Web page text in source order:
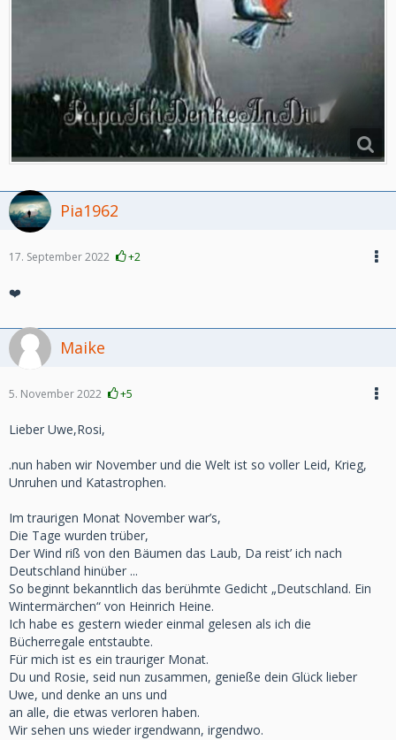
Pia1962
17. September 2022 +2
❤️
Maike
5. November 2022 +5
Lieber Uwe,Rosi,
.nun haben wir November und die Welt ist so voller Leid, Krieg,
Unruhen und Katastrophen.
Im traurigen Monat November war’s,
Die Tage wurden trüber,
Der Wind riß von den Bäumen das Laub, Da reist’ ich nach
Deutschland hinüber ...
So beginnt bekanntlich das berühmte Gedicht „Deutschland. Ein
Wintermärchen“ von Heinrich Heine.
Ich habe es gestern wieder einmal gelesen als ich die
Bücherregale entstaubte.
Für mich ist es ein trauriger Monat.
Du und Rosie, seid nun zusammen, genieße dein Glück lieber
Uwe, und denke an uns und
an alle, die etwas verloren haben.
Wir sehen uns wieder irgendwann, irgendwo.